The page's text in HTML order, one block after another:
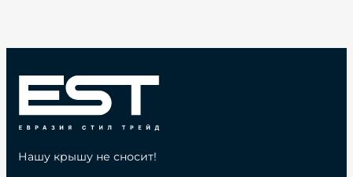
Нашу крышу не сносит!